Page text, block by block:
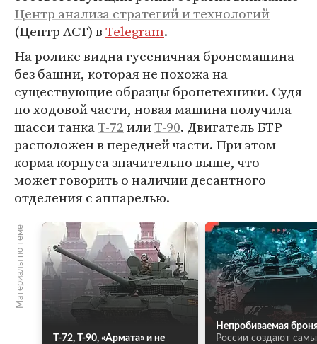
Центр анализа стратегий и технологий
(Центр АСТ) вTelegram.
На ролике видна гусеничная бронемашина
без башни, которая не похожа на
существующие образцы бронетехники. Судя
по ходовой части, новая машина получила
шасси танкаТ-72илиТ-90. Двигатель БТР
расположен в передней части. При этом
корма корпуса значительно выше, что
может говорить о наличии десантного
отделения с аппарелью.
Материалы по теме
Т-72, Т-90, «Армата» и не
Непробиваемая
России создают